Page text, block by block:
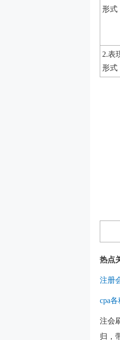
形式
2.表
形式
热点
注册
cpa
注会
归，